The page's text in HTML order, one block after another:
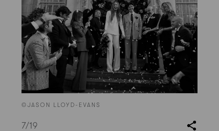
©JASON LLOYD-EVANS
7/19